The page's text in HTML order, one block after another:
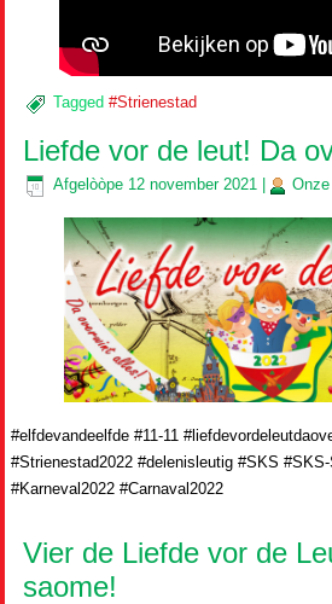
Tagged #Strienestad
Liefde vor de leut! Da
Afgelòòpe 12 november 2021 Onze
#elfdevandeelfde #11-11
#Strienestad2022 #delenisleutig #SKS
#Karneval2022 #Carnaval2022
Vier de Liefde vor de
saome!